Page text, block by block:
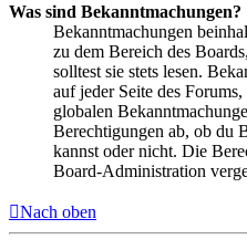
Was sind Bekanntmachungen?
Bekanntmachungen
zu dem Bereich des
solltest sie stets lesen.
auf jeder Seite des
globalen
Berechtigungen ab, ob du
kannst oder nicht. Die
Board-Administration
Nach oben